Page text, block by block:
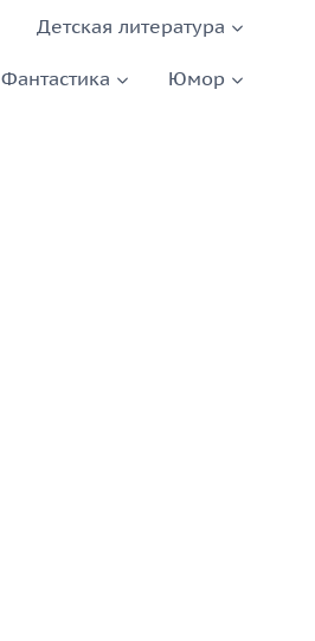
Детская литература
Фантастика Юмор